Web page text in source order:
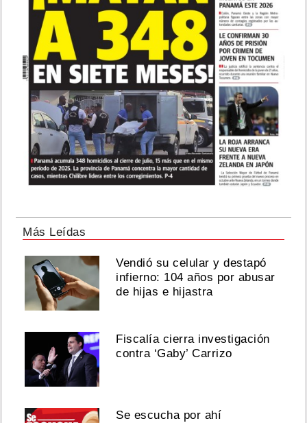
Más Leídas
Vendió su celular y destapó
infierno: 104 años por abusar
de hijas e hijastra
Fiscalía cierra investigación
contra ‘Gaby’ Carrizo
Se escucha por ahí